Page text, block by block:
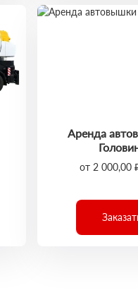
Аренда
от 2 000,00